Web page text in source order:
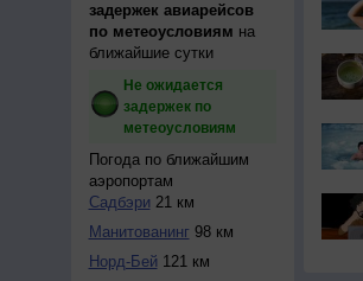
задержек авиарейсов
по метеоусловиям на
ближайшие сутки
Не ожидается
задержек по
метеоусловиям
Погода по ближайшим
аэропортам
Садбэри 21 км
Манитованинг 98 км
Норд-Бей 121 км